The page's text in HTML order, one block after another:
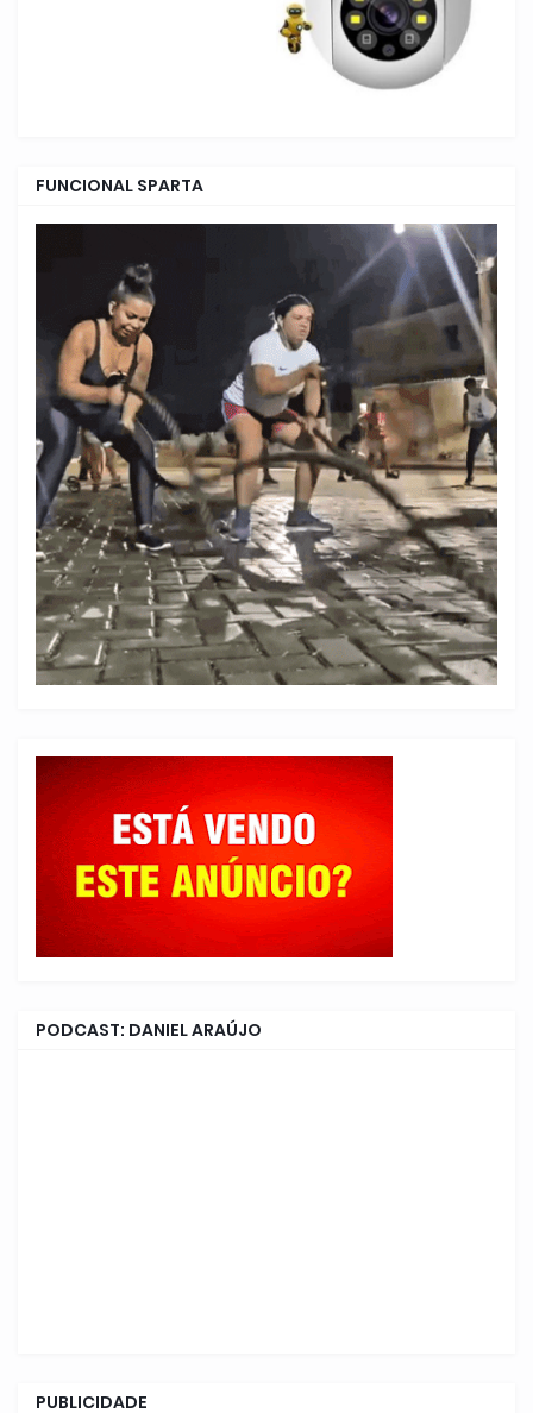
FUNCIONAL SPARTA
PODCAST: DANIEL ARAÚJO
PUBLICIDADE